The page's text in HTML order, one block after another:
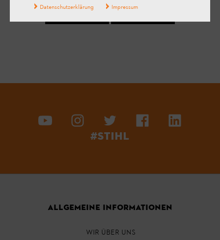
Ja Nein
#STIHL
ALLGEMEINE INFORMATIONEN
WIR ÜBER UNS
Datenschutzerklärung Impressum